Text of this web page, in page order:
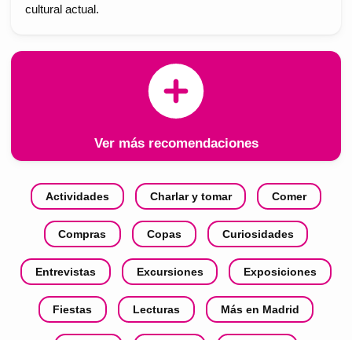
cultural actual.
Ver más recomendaciones
Actividades Charlar y tomar Comer
Compras Copas Curiosidades
Entrevistas Excursiones Exposiciones
Fiestas Lecturas Más en Madrid